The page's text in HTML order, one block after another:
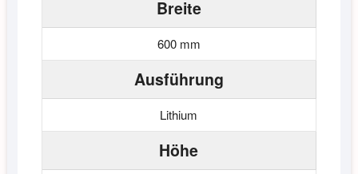
Breite
600 mm
Ausführung
Lithium
Höhe